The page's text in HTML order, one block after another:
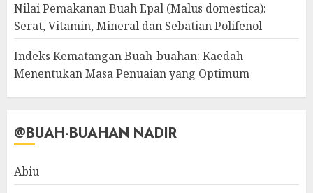
Nilai Pemakanan Buah Epal (Malus domestica):
Serat, Vitamin, Mineral dan Sebatian Polifenol
Indeks Kematangan Buah-buahan: Kaedah
Menentukan Masa Penuaian yang Optimum
@BUAH-BUAHAN NADIR
Abiu